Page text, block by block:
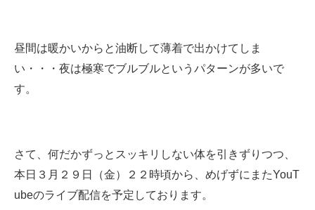
昼間は暖かいからと油断して薄着で出かけてしま
い・・・夜は極寒でブルブルというパターンが多いで
す。
さて、何だかずっとスッキリしない体を引きずりつつ、
本日３月２９日（金）２２時頃から、めげずにまたYouT
ubeのライブ配信を予定しております。